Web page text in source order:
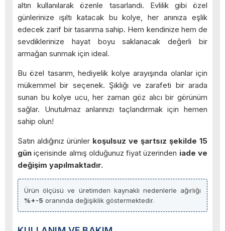
altın kullanılarak özenle tasarlandı. Evlilik gibi özel
günlerinize ışıltı katacak bu kolye, her anınıza eşlik
edecek zarif bir tasarıma sahip. Hem kendinize hem de
sevdiklerinize hayat boyu saklanacak değerli bir
armağan sunmak için ideal.
Bu özel tasarım, hediyelik kolye arayışında olanlar için
mükemmel bir seçenek. Şıklığı ve zarafeti bir arada
sunan bu kolye ucu, her zaman göz alıcı bir görünüm
sağlar. Unutulmaz anlarınızı taçlandırmak için hemen
sahip olun!
Satın aldığınız ürünler koşulsuz ve şartsız şekilde 15
gün içerisinde almış olduğunuz fiyat üzerinden iade ve
değişim yapılmaktadır.
Ürün ölçüsü ve üretimden kaynaklı nedenlerle ağırlığı
%+-5 oranında değişiklik göstermektedir.